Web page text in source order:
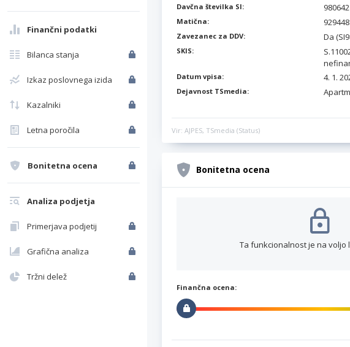
Finančni podatki
Bilanca stanja
Izkaz poslovnega izida
Kazalniki
Letna poročila
Bonitetna ocena
Analiza podjetja
Primerjava podjetij
Grafična analiza
Tržni delež
Davčna številka SI:
Matična:
Zavezanec za DDV: Da
SKIS:
Datum vpisa: 4. 1.
Dejavnost TSmedia:
Vir: AJPES, TSmedia (Status)
Bonitetna ocena
Ta funkcionalnost je na voljo
Finančna ocena: